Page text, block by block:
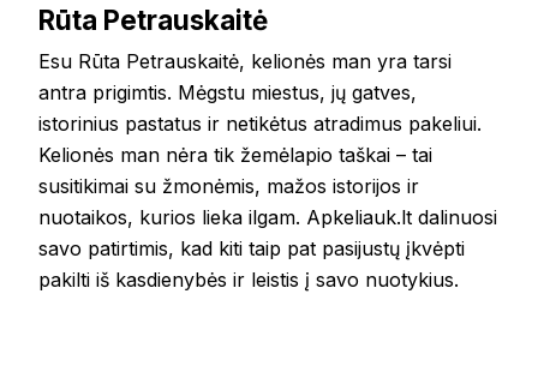
Rūta Petrauskaitė
Esu Rūta Petrauskaitė, kelionės man yra tarsi
antra prigimtis. Mėgstu miestus, jų gatves,
istorinius pastatus ir netikėtus atradimus pakeliui.
Kelionės man nėra tik žemėlapio taškai – tai
susitikimai su žmonėmis, mažos istorijos ir
nuotaikos, kurios lieka ilgam. Apkeliauk.lt dalinuosi
savo patirtimis, kad kiti taip pat pasijustų įkvėpti
pakilti iš kasdienybės ir leistis į savo nuotykius.